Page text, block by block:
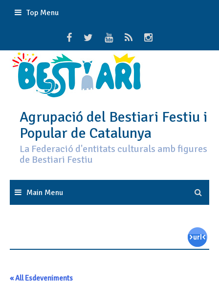
Top Menu
Agrupació del Bestiari Festiu i
Popular de Catalunya
La Federació d'entitats culturals amb figures
de Bestiari Festiu
Main Menu
« All Esdeveniments